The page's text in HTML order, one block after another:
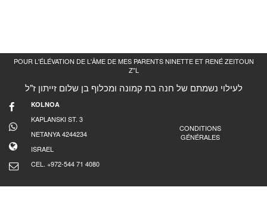
POUR L'ÉLÉVATION DE L'ÂME DE MES PARENTS NINETTE ET RENÉ ZEITOUN
Z"L
לעילוי נשמתם של חנה בת קמונה ומכלוף בן שלום זייתון ז"ל
KOLNOA
KAPLANSKI ST. 3
NETANYA 4244234
ISRAEL
CEL. +972-544 71 4080
CONDITIONS
GÉNÉRALES